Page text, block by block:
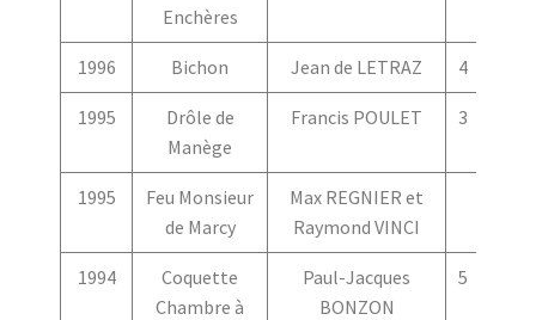
Enchères
1996 Bichon Jean de LETRAZ 4
1995
Drôle de
Manège
Francis POULET 3
1995
Feu Monsieur
de Marcy
Max REGNIER et
Raymond VINCI
1994
Coquette
Chambre à
Paul-Jacques
BONZON
5